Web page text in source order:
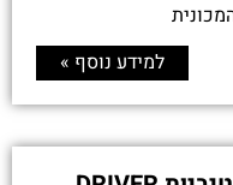
למידע נוסף »